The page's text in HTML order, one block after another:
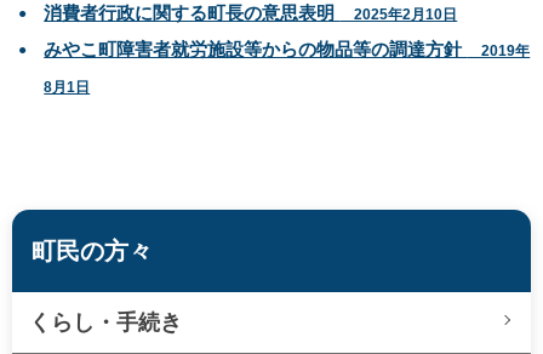
消費者行政に関する町長の意思表明 2025年2月10日
みやこ町障害者就労施設等からの物品等の調達方針 2019年
8月1日
町民の方々
くらし・手続き